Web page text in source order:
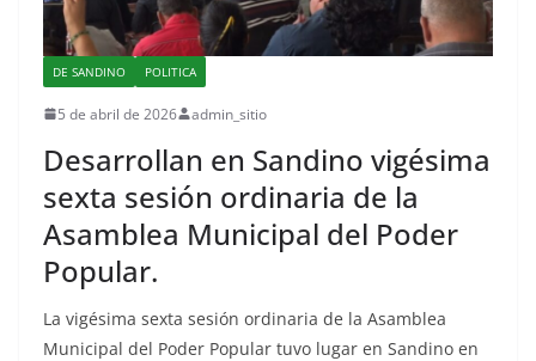
DE SANDINO POLITICA
5 de abril de 2026 admin_sitio
Desarrollan en Sandino vigésima
sexta sesión ordinaria de la
Asamblea Municipal del Poder
Popular.
La vigésima sexta sesión ordinaria de la Asamblea
Municipal del Poder Popular tuvo lugar en Sandino en